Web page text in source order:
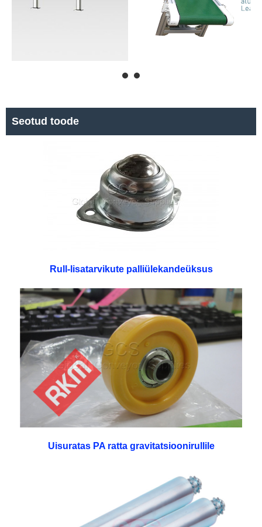
Seotud toode
Rull-lisatarvikute palliülekandeüksus
Uisuratas PA ratta gravitatsioonirullile